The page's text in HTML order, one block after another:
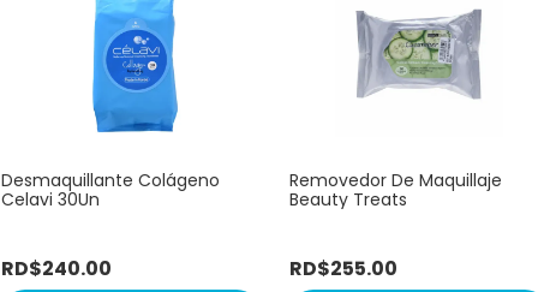
Desmaquillante Colágeno
Celavi 30Un
RD$240.00
Removedor De Maquillaje
Beauty Treats
RD$255.00